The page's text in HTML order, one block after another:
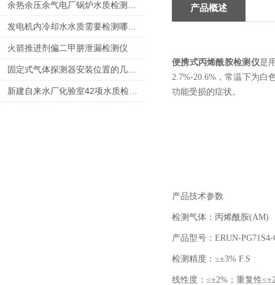
火箭推进剂偏二甲肼泄漏检测仪
产品概述
便携式丙烯酰胺检测仪是
2.7%-20.6% ，常温下为白
功能受损的症状。
产品技术参数
检测气体：丙烯酰胺(AM)
产品型号： ERUN-PG71S4-
检测精度：≤±3% F.S
线性度：≤±2% ；重复性≤±